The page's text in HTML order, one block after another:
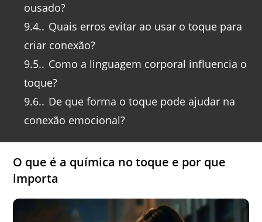
ousado?
9.4. Quais erros evitar ao usar o toque para
criar conexão?
9.5. Como a linguagem corporal influencia o
toque?
9.6. De que forma o toque pode ajudar na
conexão emocional?
O que é a química no toque e por que
importa